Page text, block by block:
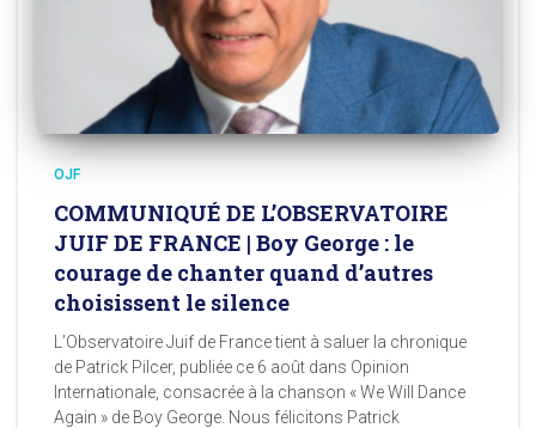
OJF
COMMUNIQUÉ DE L’OBSERVATOIRE
JUIF DE FRANCE | Boy George : le
courage de chanter quand d’autres
choisissent le silence
L’Observatoire Juif de France tient à saluer la chronique
de Patrick Pilcer, publiée ce 6 août dans Opinion
Internationale, consacrée à la chanson « We Will Dance
Again » de Boy George. Nous félicitons Patrick